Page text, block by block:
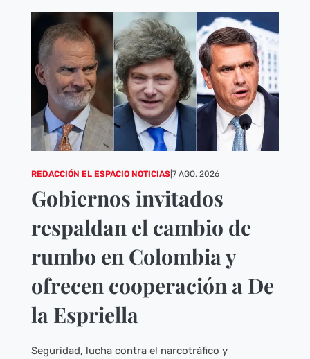
REDACCIÓN EL ESPACIO NOTICIAS| 7 AGO, 2026
Gobiernos invitados
respaldan el cambio de
rumbo en Colombia y
ofrecen cooperación a De
la Espriella
Seguridad, lucha contra el narcotráfico y